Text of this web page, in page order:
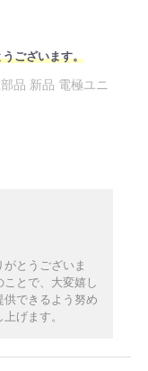
ございます。
品 新品 電極ユニ
とうございま
とで、大変嬉し
供できるよう努め
げます。